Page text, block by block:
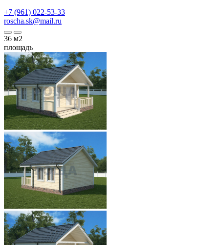
+7 (961) 022-53-33
roscha.sk@mail.ru
36 м2
площадь